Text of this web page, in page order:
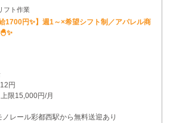
フト作業
給1700円✨】週1～×希望シフト制／アパレル商
円
限15,000円/月
レール彩都西駅から無料送迎あり